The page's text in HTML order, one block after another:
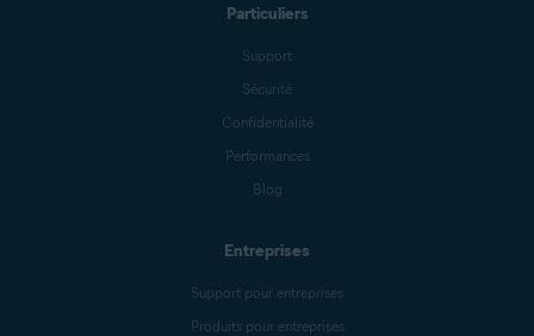
Particuliers
Support
Sécurité
Confidentialité
Performances
Blog
Entreprises
Support pour entreprises
Produits pour entreprises